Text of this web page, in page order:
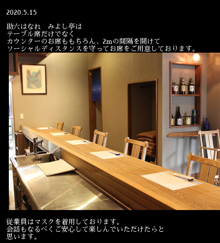
2020.5.15
助六はなれ みよし亭は
テーブル席だけでなく
カウンターのお席ももちろん、2mの間隔を開けて
ソーシャルディスタンスを守ってお席をご用意しております。
従業員はマスクを着用しております。
会話もなるべくご安心して楽しんでいただけたらと
思います。
お飲み物
お部屋のご紹介 会議・舞台のご利用
結婚式・披露宴
慶事
宴会 ウェディング